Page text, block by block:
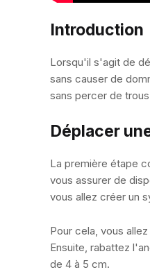
Introduction
Lorsqu'il s'agit de
sans causer de
sans percer de
Déplacer
La première étape
vous assurer de
vous allez créer un
Pour cela, vous
Ensuite, rabattez
de 4 à 5 cm.